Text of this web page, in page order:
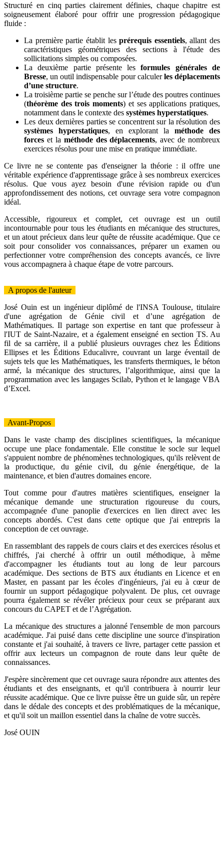
Structuré en cinq parties clairement définies, chaque chapitre est
soigneusement élaboré pour offrir une progression pédagogique
fluide :
La première partie établit lesprérequis essentiels, allant des
caractéristiques géométriques des sections à l'étude des
sollicitations simples ou composées.
La deuxième partie présente lesformules générales de
Bresse, un outil indispensable pour calculerles déplacements
d’une structure.
La troisième partie se penche sur l’étude des poutres continues
(théorème des trois moments) et ses applications pratiques,
notamment dans le contexte des systèmes hyperstatiques.
Les deux dernières parties se concentrent sur la résolution des
systèmes hyperstatiques, en explorant la méthode des
forces et la méthode des déplacements, avec de nombreux
exercices résolus pour une mise en pratique immédiate.
Ce livre ne se contente pas d'enseigner la théorie : il offre une
véritable expérience d'apprentissage grâce à ses nombreux exercices
résolus. Que vous ayez besoin d'une révision rapide ou d'un
approfondissement des notions, cet ouvrage sera votre compagnon
idéal.
Accessible, rigoureux et complet, cet ouvrage est un outil
incontournable pour tous les étudiants en mécanique des structures,
et un atout précieux dans leur quête de réussite académique. Que ce
soit pour consolider vos connaissances, préparer un examen ou
perfectionner votre compréhension des concepts avancés, ce livre
vous accompagnera à chaque étape de votre parcours.
A propos de l'auteur
José Ouin est un ingénieur diplômé de l'INSA Toulouse, titulaire
d'une agrégation de Génie civil et d’une agrégation de
Mathématiques. Il partage son expertise en tant que professeur à
l'IUT de Saint-Nazaire, et a également enseigné en section TS. Au
fil de sa carrière, il a publié plusieurs ouvrages chez les Éditions
Ellipses et les Éditions Educalivre, couvrant un large éventail de
sujets tels que les Mathématiques, les transferts thermiques, le béton
armé, la mécanique des structures, l’algorithmique, ainsi que la
programmation avec les langages Scilab, Python et le langage VBA
d’Excel.
Avant-Propos
Dans le vaste champ des disciplines scientifiques, la mécanique
occupe une place fondamentale. Elle constitue le socle sur lequel
s'appuient nombre de phénomènes technologiques, qu'ils relèvent de
la productique, du génie civil, du génie énergétique, de la
maintenance, et bien d'autres domaines encore.
Tout comme pour d'autres matières scientifiques, enseigner la
mécanique demande une structuration rigoureuse du cours,
accompagnée d'une panoplie d'exercices en lien direct avec les
concepts abordés. C'est dans cette optique que j'ai entrepris la
conception de cet ouvrage.
En rassemblant des rappels de cours clairs et des exercices résolus et
chiffrés, j'ai cherché à offrir un outil méthodique, à même
d'accompagner les étudiants tout au long de leur parcours
académique. Des sections de BTS aux étudiants en Licence et en
Master, en passant par les écoles d'ingénieurs, j'ai eu à cœur de
fournir un support pédagogique polyvalent. De plus, cet ouvrage
pourra également se révéler précieux pour ceux se préparant aux
concours du CAPET et de l’Agrégation.
La mécanique des structures a jalonné l'ensemble de mon parcours
académique. J'ai puisé dans cette discipline une source d'inspiration
constante et j'ai souhaité, à travers ce livre, partager cette passion et
offrir aux lecteurs un compagnon de route dans leur quête de
connaissances.
J'espère sincèrement que cet ouvrage saura répondre aux attentes des
étudiants et des enseignants, et qu'il contribuera à nourrir leur
réussite académique. Que ce livre puisse être un guide sûr, un repère
dans le dédale des concepts et des problématiques de la mécanique,
et qu'il soit un maillon essentiel dans la chaîne de votre succès.
José OUIN